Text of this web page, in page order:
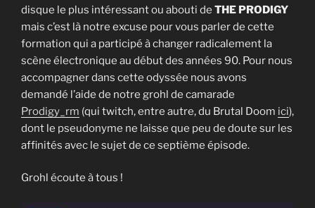
disque le plus intéressant ou abouti de THE PRODIGY
mais c’est là notre excuse pour vous parler de cette
formation qui a participé à changer radicalement la
scène électronique au début des années 90. Pour nous
accompagner dans cette odyssée nous avons
demandé l’aide de notre grohl de camarade
Prodigy_rm (qui twitch, entre autre, du Brutal Doom ici),
dont le pseudonyme ne laisse que peu de doute sur les
affinités avec le sujet de ce septième épisode.
Grohl écoute à tous !